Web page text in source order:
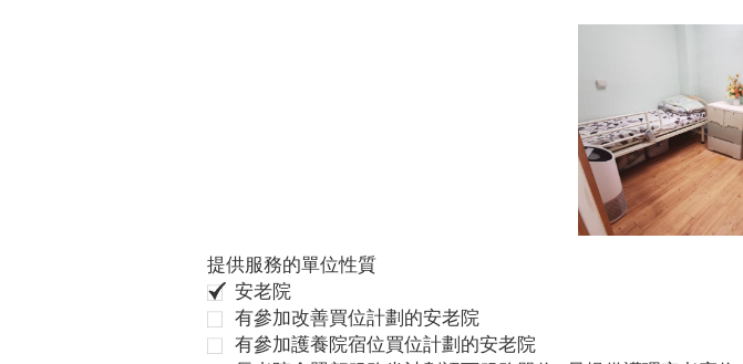
提供服務的單位性質
安老院
有參加改善買位計劃的安老院
有參加護養院宿位買位計劃的安老院